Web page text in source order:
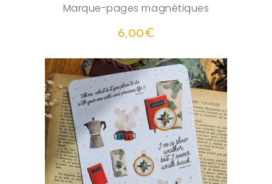
Marque-pages magnétiques
6,00€
AJOUTER AU PANIER